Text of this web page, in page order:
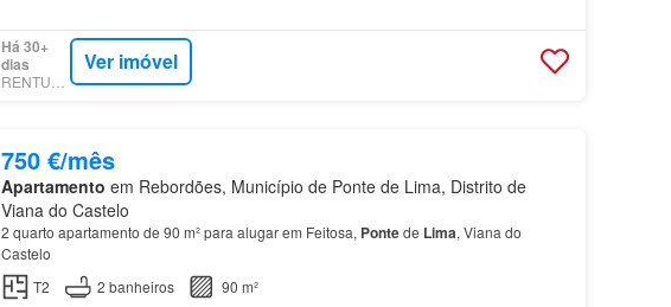
Há 30+
dias
Ver imóvel
750 €/mês
Apartamento em Rebordões, Município de Ponte de Lima, Distrito de
Viana do Castelo
2 quarto apartamento de 90 m² para alugar em Feitosa, Pontede Lima, Viana do
Castelo
T2
2 banheiros 90 m²